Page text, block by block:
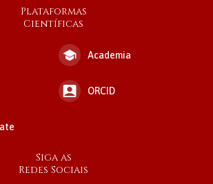
Plataformas
Científicas
Academia
ORCID
Siga as
Redes Sociais